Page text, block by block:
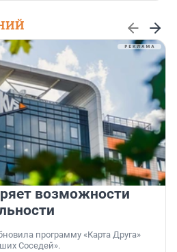
возможности
программу «Карта Друга»
Соседей».